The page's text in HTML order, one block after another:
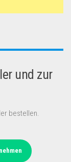
und zur
bestellen.